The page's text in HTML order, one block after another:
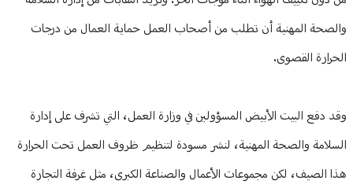
والصحة المهنية أن تطلب من أصحاب العمل حماية العمال من درجات
الحرارة القصوى.
وقد دفع البيت الأبيض المسؤولين في وزارة العمل، التي تشرف على إدارة
السلامة والصحة المهنية، لنشر مسودة لتنظيم ظروف العمل تحت الحرارة
هذا الصيف، لكن مجموعات الأعمال والصناعة الكبرى، مثل غرفة التجارة